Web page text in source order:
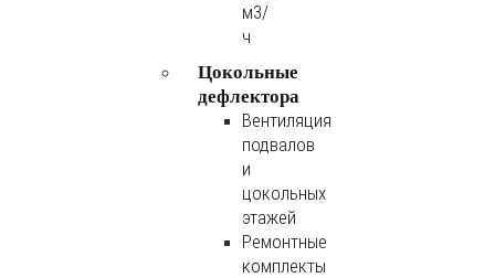
м3/
ч
Цокольные
дефлектора
Вентиляция
подвалов
и
цокольных
этажей
Ремонтные
комплекты